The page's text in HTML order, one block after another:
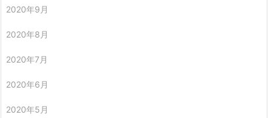
2020年9月
2020年8月
2020年7月
2020年6月
2020年5月